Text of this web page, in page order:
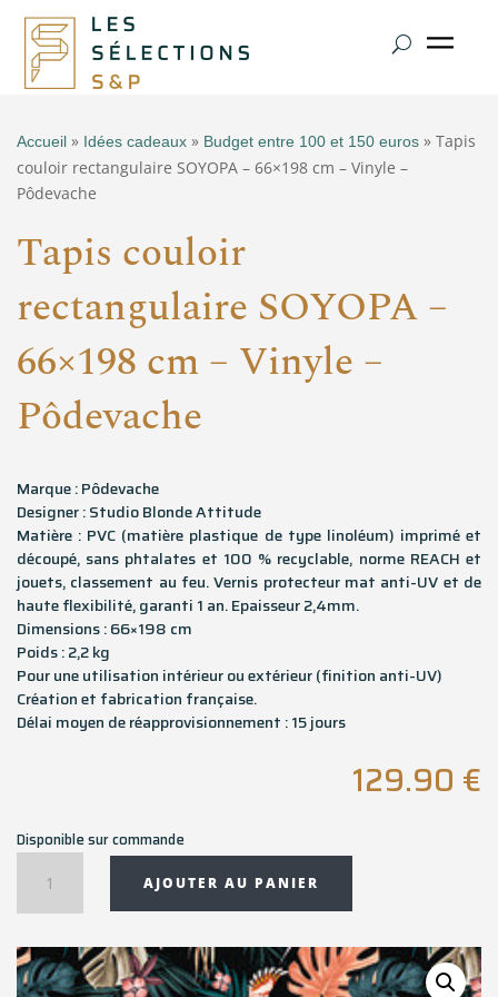
Accueil » Idées cadeaux » Budget entre 100 et 150 euros » Tapis
couloir rectangulaire SOYOPA – 66×198 cm – Vinyle –
Pôdevache
Tapis couloir
rectangulaire SOYOPA –
66×198 cm – Vinyle –
Pôdevache
Marque : Pôdevache
Designer : Studio Blonde Attitude
Matière : PVC (matière plastique de type linoléum) imprimé et
découpé, sans phtalates et 100 % recyclable, norme REACH et
jouets, classement au feu. Vernis protecteur mat anti-UV et de
haute flexibilité, garanti 1 an. Epaisseur 2,4mm.
Dimensions : 66×198 cm
Poids : 2,2 kg
Pour une utilisation intérieur ou extérieur (finition anti-UV)
Création et fabrication française.
Délai moyen de réapprovisionnement : 15 jours
129.90 €
Disponible sur commande
Tapis
rectangulaire
SOYOPA
AJOUTER AU PANIER